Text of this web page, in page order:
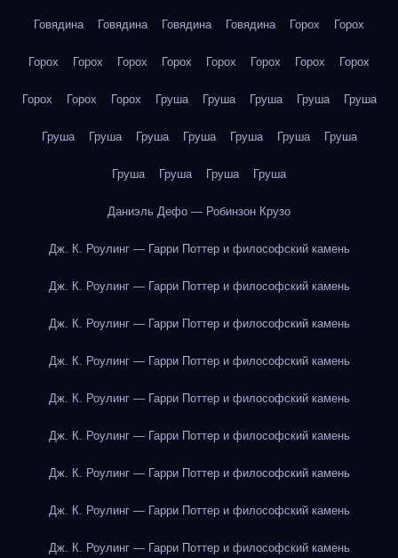
Говядина Говядина Говядина Говядина Горох Горох
Горох Горох Горох Горох Горох Горох Горох Горох
Горох Горох Горох Груша Груша Груша Груша Груша
Груша Груша Груша Груша Груша Груша Груша
Груша Груша Груша Груша
Даниэль Дефо — Робинзон Крузо
Дж. К. Роулинг — Гарри Поттер и философский камень
Дж. К. Роулинг — Гарри Поттер и философский камень
Дж. К. Роулинг — Гарри Поттер и философский камень
Дж. К. Роулинг — Гарри Поттер и философский камень
Дж. К. Роулинг — Гарри Поттер и философский камень
Дж. К. Роулинг — Гарри Поттер и философский камень
Дж. К. Роулинг — Гарри Поттер и философский камень
Дж. К. Роулинг — Гарри Поттер и философский камень
Дж. К. Роулинг — Гарри Поттер и философский камень